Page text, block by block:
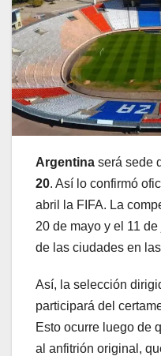
Argentina será sede
20. Así lo confirmó
abril la FIFA. La
20 de mayo y el 11
de las ciudades en
Así, la selección
participará del
Esto ocurre luego de
al anfitrión original,